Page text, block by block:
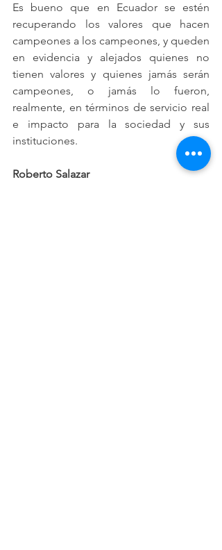
Es bueno que en Ecuador se estén
recuperando los valores que hacen
campeones a los campeones, y queden
en evidencia y alejados quienes no
tienen valores y quienes jamás serán
campeones, o jamás lo fueron,
realmente, en términos de servicio real
e impacto para la sociedad y sus
instituciones.
Roberto Salazar